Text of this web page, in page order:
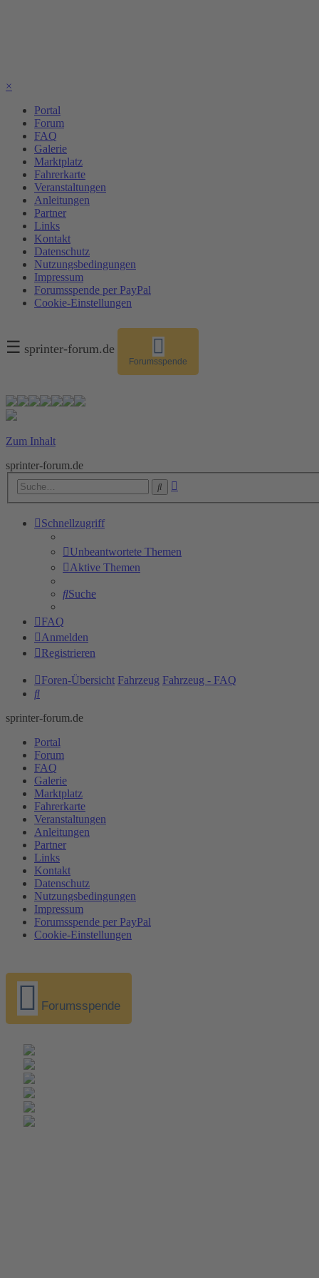
×
Portal
Forum
FAQ
Galerie
Marktplatz
Fahrerkarte
Veranstaltungen
Anleitungen
Partner
Links
Kontakt
Datenschutz
Nutzungsbedingungen
Impressum
Forumsspende per PayPal
Cookie-Einstellungen
☰ sprinter-forum.de
Forumsspende
Zum Inhalt
sprinter-forum.de
Suche
Schnellzugriff
Unbeantwortete Themen
Aktive Themen
Suche
FAQ
Anmelden
Registrieren
Foren-Übersicht Fahrzeug Fahrzeug - FAQ
Suche
sprinter-forum.de
Portal
Forum
FAQ
Galerie
Marktplatz
Fahrerkarte
Veranstaltungen
Anleitungen
Partner
Links
Kontakt
Datenschutz
Nutzungsbedingungen
Impressum
Forumsspende per PayPal
Cookie-Einstellungen
Forumsspende